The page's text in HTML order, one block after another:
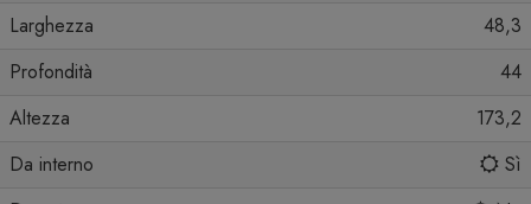
Larghezza
48,3
Profondità
44
Altezza
173,2
Da interno
Sì